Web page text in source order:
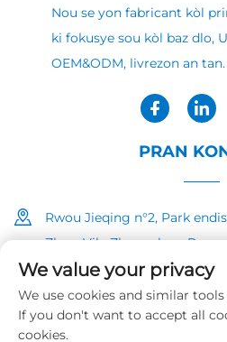
Nou se yon fabricant kòl
ki fokusye sou kòl baz dlo,
OEM&ODM, livrezon an tan.
PRAN
Rwou Jieqing n°2, Park
Zhen, Vila Zhongshan,
+86-
[email
We value your privacy
We use cookies and similar
If you don't want to accept all
cookies.